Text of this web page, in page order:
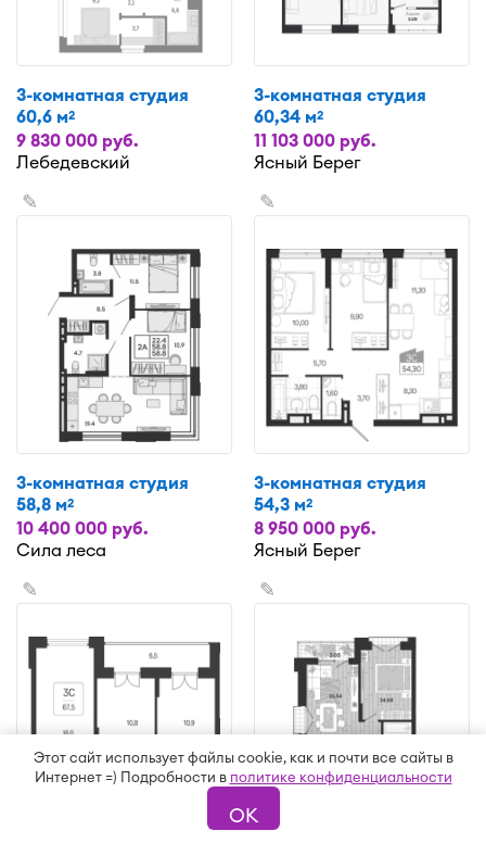
Этот сайт использует файлы cookie, как и почти все сайты в
Интернет =) Подробности в политике конфиденциальности
ОК
3-комнатная студия
60,6 м2
9 830 000 руб.
Лебедевский
3-комнатная студия
60,34 м2
11 103 000 руб.
Ясный Берег
✎
3-комнатная студия
58,8 м2
10 400 000 руб.
Сила леса
✎
3-комнатная студия
54,3 м2
8 950 000 руб.
Ясный Берег
✎ ✎